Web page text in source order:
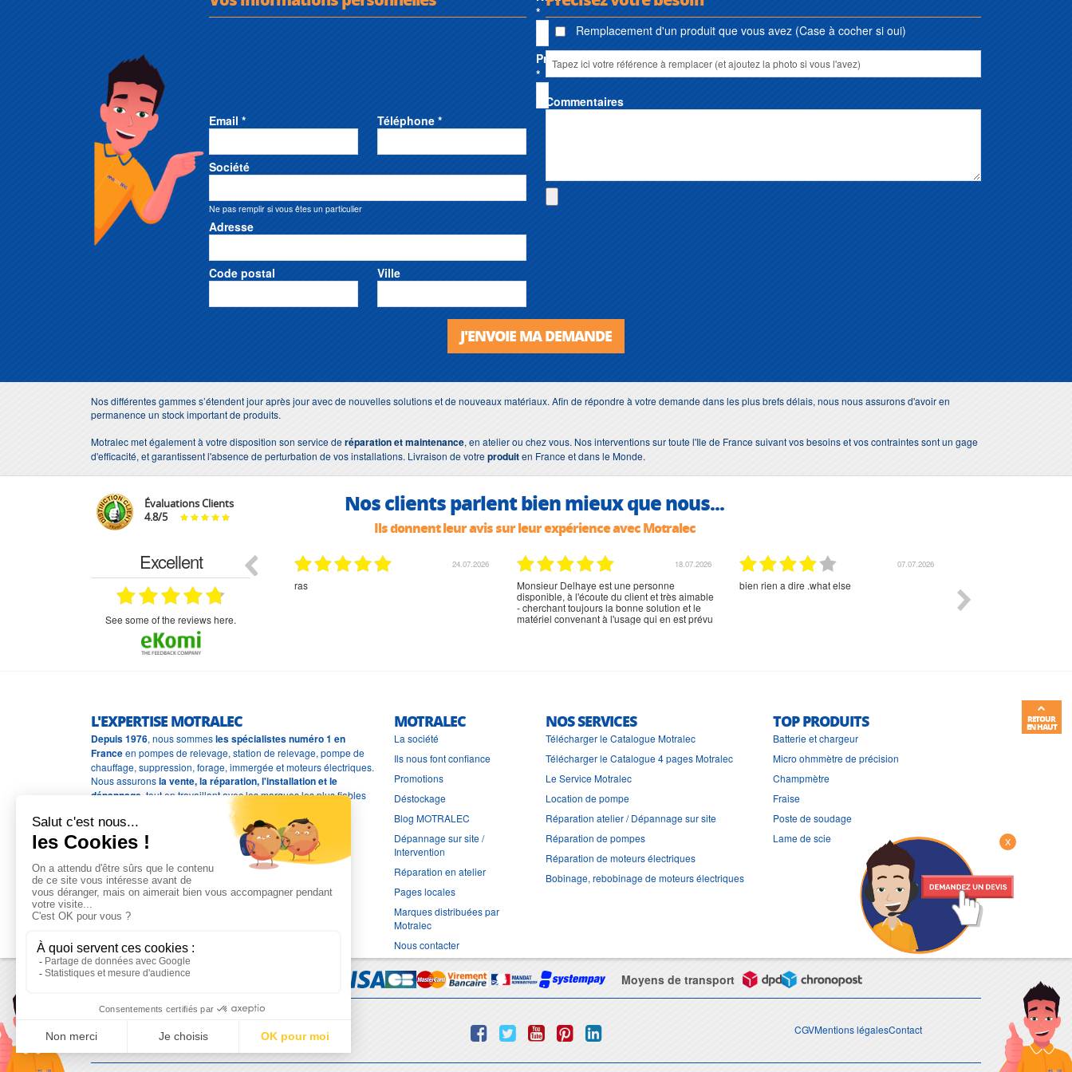
*
Prénom
*
Email * Téléphone *
Société
Ne pas remplir si vous êtes un particulier
Adresse
Code postal Ville
Remplacement d'un produit que vous avez (Case à cocher si oui)
Commentaires
J'ENVOIE MA DEMANDE
Nos différentes gammes s’étendent jour après jour avec de nouvelles solutions et de nouveaux matériaux. Afin de répondre à votre demande dans les plus brefs délais, nous nous assurons d'avoir en
permanence un stock important de produits.
Motralec met également à votre disposition son service deréparation et maintenance, en atelier ou chez vous. Nos interventions sur toute l'Ile de France suivant vos besoins et vos contraintes sont un gage
d'efficacité, et garantissent l'absence de perturbation de vos installations. Livraison de votreproduiten France et dans le Monde.
Évaluations Clients
4.8/5 Nos clients parlent bien mieux que nous...
Ils donnent leur avis sur leur expérience avec Motralec
Excellent
see some of the reviews here.
07.07.2026
bien rien a dire .what else
02.07.2026
RAS
02.07.2026
rien à signaler, très content
01.07.2026
Commande et délais parfait
L'EXPERTISE MOTRALEC
Depuis 1976, nous sommesles spécialistes numéro 1 en
Franceen pompes de relevage, station de relevage, pompe de
chauffage, suppression, forage, immergée et moteurs électriques.
Nous assuronsla vente, la réparation, l'installation et le
dépannage , tout en travaillant avec les marques les plus fiables
MOTRALEC
La société
Ils nous font confiance
Promotions
Déstockage
Blog MOTRALEC
Dépannage sur site /
Intervention
Réparation en atelier
Pages locales
Marques distribuées par
Motralec
Nous contacter
NOS SERVICES
Télécharger le Catalogue Motralec
Télécharger le Catalogue 4 pages Motralec
Le Service Motralec
Location de pompe
Réparation atelier / Dépannage sur site
Réparation de pompes
Réparation de moteurs électriques
Bobinage, rebobinage de moteurs électriques
TOP PRODUITS
Batterie et chargeur
Micro ohmmètre de précision
Champmètre
Fraise
Poste de soudage
Lame de scie
Moyens de transport
CGVMentions légalesContact
X
RETOUR
EN HAUT